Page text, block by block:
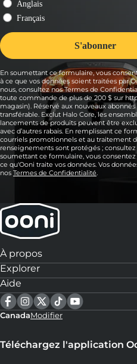
En soumettant ce formulaire, vous
à ce que vos données soient traitées par
nous, consultez nos Termes de
toute commande de plus de 200 $ sur
magasin). Réservé aux nouveaux
transférable. Exclut Halo Core, les
lancements de produits peuvent être
avec d’autres rabais. En remplissant ce
courriels promotionnels et au traitement
renseignements sont protégés ;
soumettant ce formulaire, vous
ce qu'Ooni traite vos données. Vos
nos Termes de Confidentialité
À propos
Explorer
Aide
CanadaModifier
Téléchargez l'application